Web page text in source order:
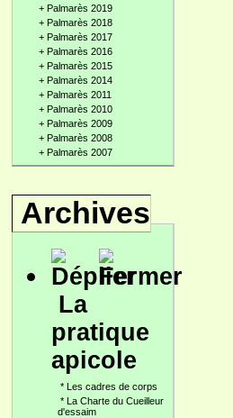
+ Palmarès 2019
+ Palmarès 2018
+ Palmarès 2017
+ Palmarès 2016
+ Palmarès 2015
+ Palmarès 2014
+ Palmarès 2011
+ Palmarès 2010
+ Palmarès 2009
+ Palmarès 2008
+ Palmarès 2007
Archives
La
pratique
apicole
* Les cadres de corps
* La Charte du Cueilleur
d'essaim